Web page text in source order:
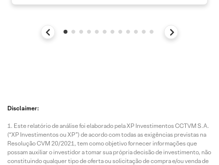
Disclaimer:
Este relatório de análise foi elaborado pela XP Investimentos CCTVM S.A.
(“XP Investimentos ou XP”) de acordo com todas as exigências previstas na
Resolução CVM 20/2021, tem como objetivo fornecer informações que
possam auxiliar o investidor a tomar sua própria decisão de investimento, não
constituindo qualquer tipo de oferta ou solicitação de compra e/ou venda de